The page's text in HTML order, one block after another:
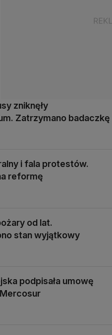
zniknęły
Zatrzymano badaczkę
i fala protestów.
reformę
od lat.
stan wyjątkowy
podpisała umowę